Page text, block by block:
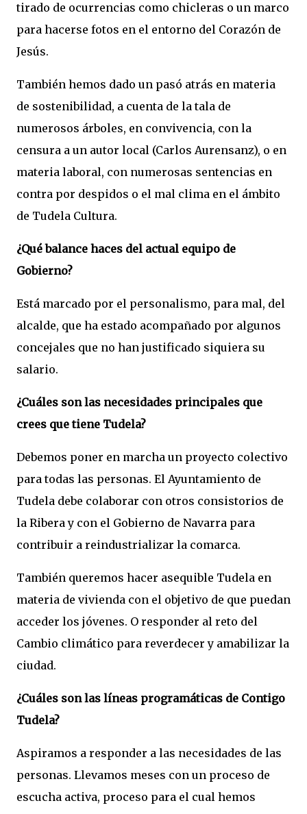
tirado de ocurrencias como chicleras o un marco
para hacerse fotos en el entorno del Corazón de
Jesús.
También hemos dado un pasó atrás en materia
de sostenibilidad, a cuenta de la tala de
numerosos árboles, en convivencia, con la
censura a un autor local (Carlos Aurensanz), o en
materia laboral, con numerosas sentencias en
contra por despidos o el mal clima en el ámbito
de Tudela Cultura.
¿Qué balance haces del actual equipo de
Gobierno?
Está marcado por el personalismo, para mal, del
alcalde, que ha estado acompañado por algunos
concejales que no han justificado siquiera su
salario.
¿Cuáles son las necesidades principales que
crees que tiene Tudela?
Debemos poner en marcha un proyecto colectivo
para todas las personas. El Ayuntamiento de
Tudela debe colaborar con otros consistorios de
la Ribera y con el Gobierno de Navarra para
contribuir a reindustrializar la comarca.
También queremos hacer asequible Tudela en
materia de vivienda con el objetivo de que puedan
acceder los jóvenes. O responder al reto del
Cambio climático para reverdecer y amabilizar la
ciudad.
¿Cuáles son las líneas programáticas de Contigo
Tudela?
Aspiramos a responder a las necesidades de las
personas. Llevamos meses con un proceso de
escucha activa, proceso para el cual hemos